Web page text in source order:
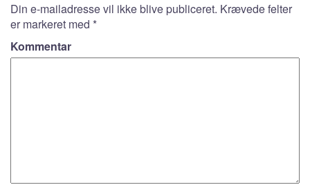
Din e-mailadresse vil ikke blive publiceret. Krævede felter
er markeret med *
Kommentar